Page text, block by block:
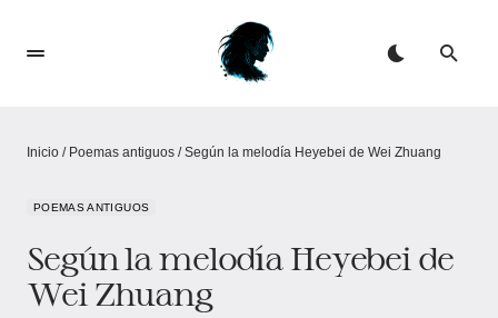
Inicio / Poemas antiguos /Según la melodía Heyebei de Wei Zhuang​
POEMAS ANTIGUOS
Según la melodía Heyebei de
Wei Zhuang​